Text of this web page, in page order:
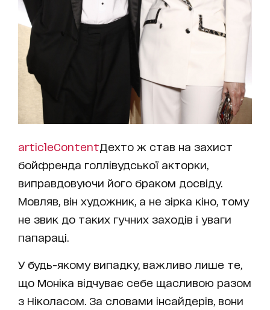
articleContentДехто ж став на захист
бойфренда голлівудської акторки,
виправдовуючи його браком досвіду.
Мовляв, він художник, а не зірка кіно, тому
не звик до таких гучних заходів і уваги
папараці.
У будь-якому випадку, важливо лише те,
що Моніка відчуває себе щасливою разом
з Ніколасом. За словами інсайдерів, вони